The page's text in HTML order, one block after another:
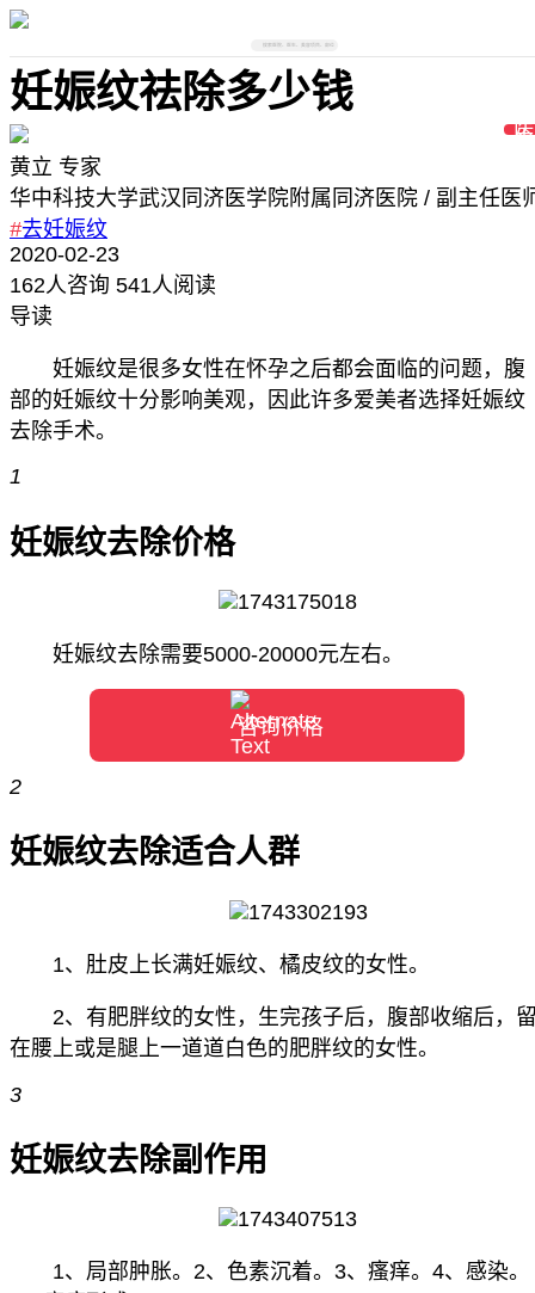
搜索医院、医生、美容项目、部位
妊娠纹祛除多少钱
黄立 专家
华中科技大学武汉同济医学院附属同济医院 / 副主任医
医
生
#去妊娠纹
2020-02-23
162人咨询 541人阅读
导读
妊娠纹是很多女性在怀孕之后都会面临的问题，腹
部的妊娠纹十分影响美观，因此许多爱美者选择妊娠纹
去除手术。
1
妊娠纹去除价格
妊娠纹去除需要5000-20000元左右。
咨询价格
2
妊娠纹去除适合人群
1、肚皮上长满妊娠纹、橘皮纹的女性。
2、有肥胖纹的女性，生完孩子后，腹部收缩后，
在腰上或是腿上一道道白色的肥胖纹的女性。
3
妊娠纹去除副作用
1、局部肿胀。2、色素沉着。3、瘙痒。4、感染。